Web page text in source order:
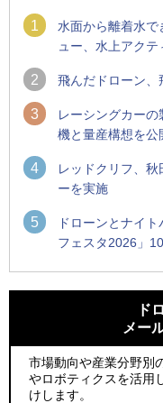
1
水面から離着水で
ュー、水上アク
2 飛んだドローン、
3
レーシングカー
機と量産構想を公
4
レッドクリフ、
ーを実施
5
ドローンとナイ
フェスタ2026」
ーンが採択、国産機
飛んだドローン、
ドローンとナイトバ
スタ2026」10/3、4
ン」とドローンショ
防衛装備庁「迎撃
ーンが採択、国産機
サザンビーチちがさ
ド
メー
市場動向や産業分野別
やロボティクスを活用
けします。